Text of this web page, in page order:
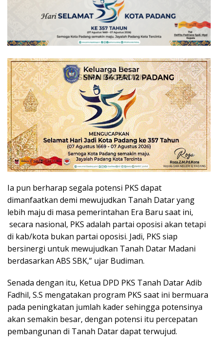
Ia pun berharap segala potensi PKS dapat
dimanfaatkan demi mewujudkan Tanah Datar yang
lebih maju di masa pemerintahan Era Baru saat ini,
secara nasional, PKS adalah partai oposisi akan tetapi
di kab/kota bukan partai oposisi. Jadi, PKS siap
bersinergi untuk mewujudkan Tanah Datar Madani
berdasarkan ABS SBK,” ujar Budiman.
Senada dengan itu, Ketua DPD PKS Tanah Datar Adib
Fadhil, S.S mengatakan program PKS saat ini bermuara
pada peningkatan jumlah kader sehingga potensinya
akan semakin besar, dengan potensi itu percepatan
pembangunan di Tanah Datar dapat terwujud.